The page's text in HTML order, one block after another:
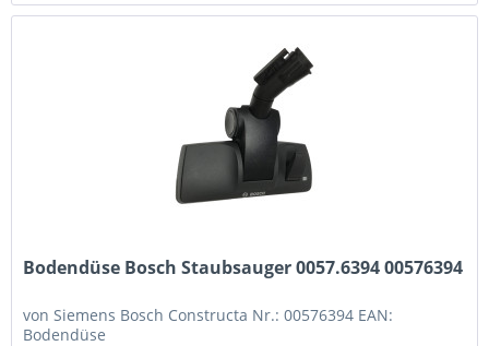
Bodendüse Bosch Staubsauger 0057.6394 00576394
von Siemens Bosch Constructa Nr.: 00576394 EAN:
Bodendüse